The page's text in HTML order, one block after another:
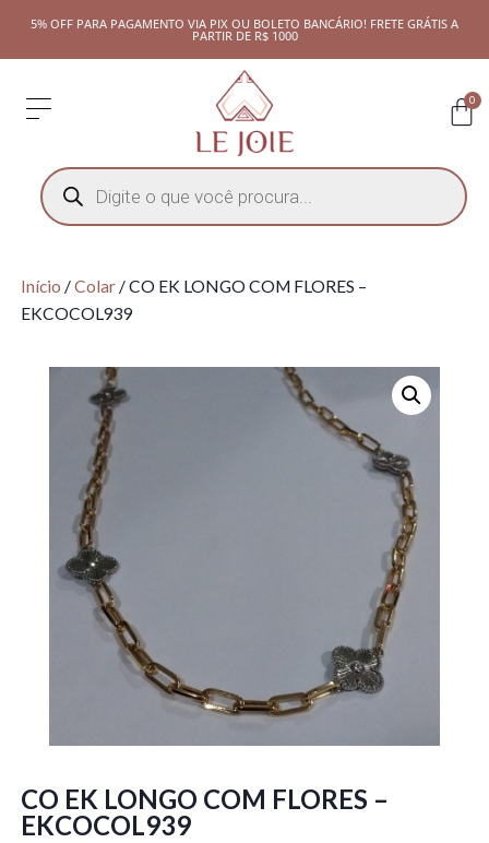
5% OFF PARA PAGAMENTO VIA PIX OU BOLETO BANCÁRIO! FRETE GRÁTIS A
PARTIR DE R$ 1000
0
Início /Colar/ CO EK LONGO COM FLORES –
EKCOCOL939
CO EK LONGO COM FLORES –
EKCOCOL939